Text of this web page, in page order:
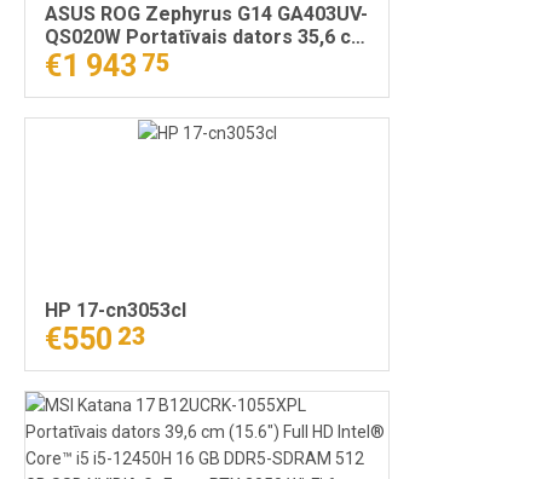
ASUS ROG Zephyrus G14 GA403UV-
QS020W Portatīvais dators 35,6 cm
(14") 3K AMD Ryzen™ 9 8945HS 16
GB LPDDR5x-SDRAM 1 TB SSD
NVIDIA GeForce RTX 4060 Wi-Fi 6E
(802.11ax) Windows 11 Home
€1 943 75
HP 17-cn3053cl
€550 23